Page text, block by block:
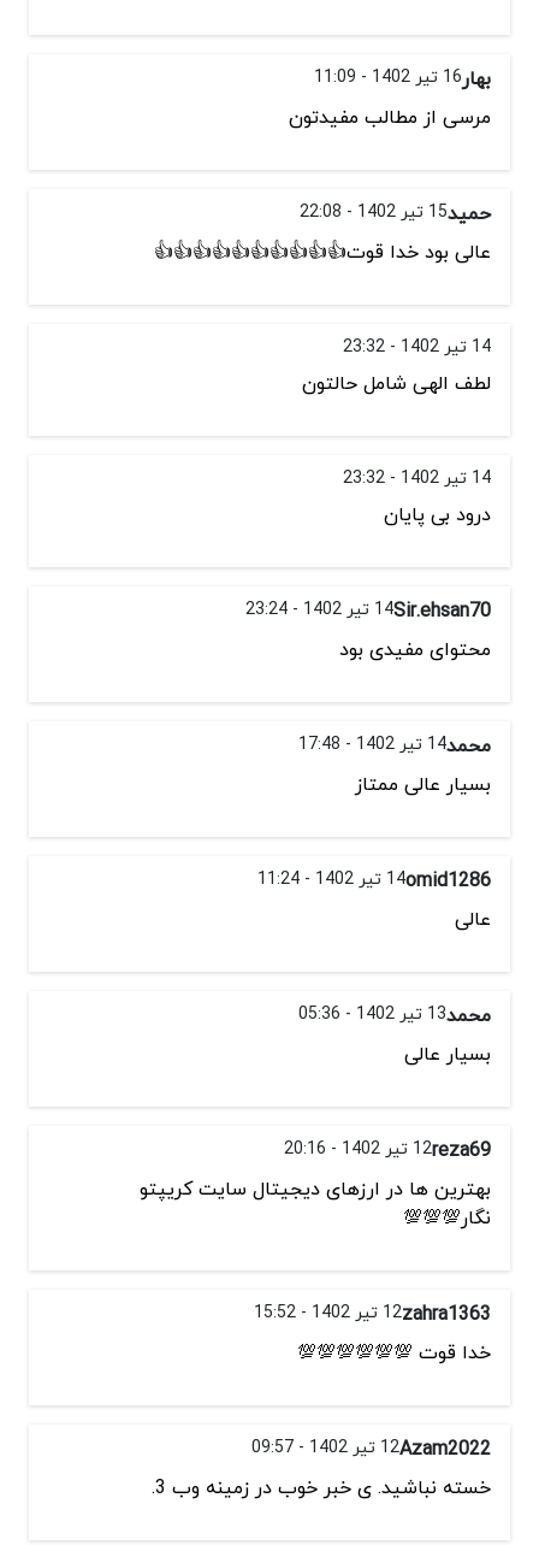
بهار16 تیر 1402 - 11:09
مرسی از مطالب مفیدتون
حمید15 تیر 1402 - 22:08
عالی بود خدا قوت👍👍👍👍👍👍👍👍👍👍
14 تیر 1402 - 23:32
لطف الهی شامل حالتون
14 تیر 1402 - 23:32
درود بی پایان
Sir.ehsan7014 تیر 1402 - 23:24
محتوای مفیدی بود
محمد14 تیر 1402 - 17:48
بسیار عالی ممتاز
omid128614 تیر 1402 - 11:24
عالی
محمد13 تیر 1402 - 05:36
بسیار عالی
reza6912 تیر 1402 - 20:16
بهترین ها در ارزهای دیجیتال سایت کریپتو
نگار💯💯💯
zahra136312 تیر 1402 - 15:52
خدا قوت 💯💯💯💯💯💯
Azam202212 تیر 1402 - 09:57
خسته نباشید. ی خبر خوب در زمینه وب 3.